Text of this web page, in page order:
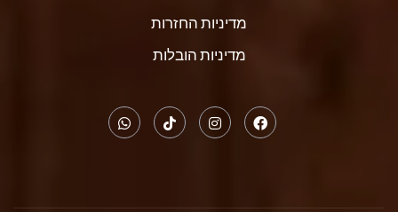
מדיניות החזרות
מדיניות הובלות